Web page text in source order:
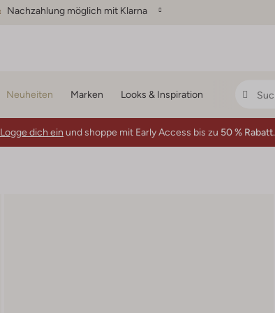
Nachzahlung möglich mit Klarna
Neuheiten Marken Looks & Inspiration
Logge dich ein und shoppe mit Early Access bis zu 50 % Rabatt.